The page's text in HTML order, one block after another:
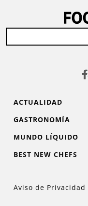
ACTUALIDAD
GASTRONOMÍA
MUNDO LÍQUIDO
BEST NEW CHEFS
Aviso de Privacidad